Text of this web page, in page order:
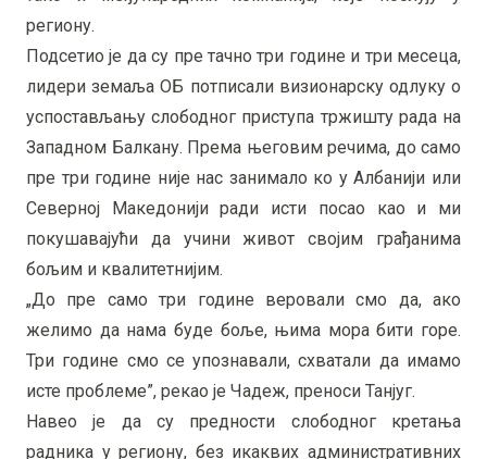
региону.
Подсетио је да су пре тачно три године и три месеца,
лидери земаља ОБ потписали визионарску одлуку о
успостављању слободног приступа тржишту рада на
Западном Балкану. Према његовим речима, до само
пре три године није нас занимало ко у Албанији или
Северној Македонији ради исти посао као и ми
покушавајући да учини живот својим грађанима
бољим и квалитетнијим.
„До пре само три године веровали смо да, ако
желимо да нама буде боље, њима мора бити горе.
Три године смо се упознавали, схватали да имамо
исте проблеме”, рекао је Чадеж, преноси Танјуг.
Навео је да су предности слободног кретања
радника у региону, без икаквих административних